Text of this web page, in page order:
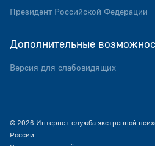
Президент Российской Федерации
Дополнительные
Версия для слабовидящих
© 2026 Интернет-служба экстренной
России